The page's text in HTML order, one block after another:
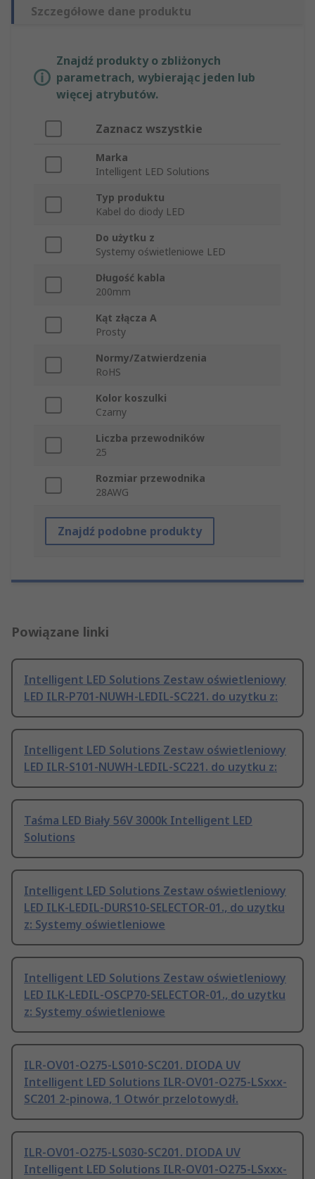
Szczegółowe dane produktu
Znajdź produkty o zbliżonych
parametrach, wybierając jeden lub
więcej atrybutów.
Zaznacz wszystkie
Marka
Intelligent LED Solutions
Typ produktu
Kabel do diody LED
Do użytku z
Systemy oświetleniowe LED
Długość kabla
200mm
Kąt złącza A
Prosty
Normy/Zatwierdzenia
RoHS
Kolor koszulki
Czarny
Liczba przewodników
25
Rozmiar przewodnika
28AWG
Znajdź podobne produkty
Powiązane linki
Intelligent LED Solutions Zestaw oświetleniowy
LED ILR-P701-NUWH-LEDIL-SC221. do uzytku z:
Intelligent LED Solutions Zestaw oświetleniowy
LED ILR-S101-NUWH-LEDIL-SC221. do uzytku z:
Taśma LED Biały 56V 3000k Intelligent LED
Solutions
Intelligent LED Solutions Zestaw oświetleniowy
LED ILK-LEDIL-DURS10-SELECTOR-01., do uzytku
z: Systemy oświetleniowe
Intelligent LED Solutions Zestaw oświetleniowy
LED ILK-LEDIL-OSCP70-SELECTOR-01., do uzytku
z: Systemy oświetleniowe
ILR-OV01-O275-LS010-SC201. DIODA UV
Intelligent LED Solutions ILR-OV01-O275-LSxxx-
SC201 2-pinowa, 1 Otwór przelotowydł.
ILR-OV01-O275-LS030-SC201. DIODA UV
Intelligent LED Solutions ILR-OV01-O275-LSxxx-